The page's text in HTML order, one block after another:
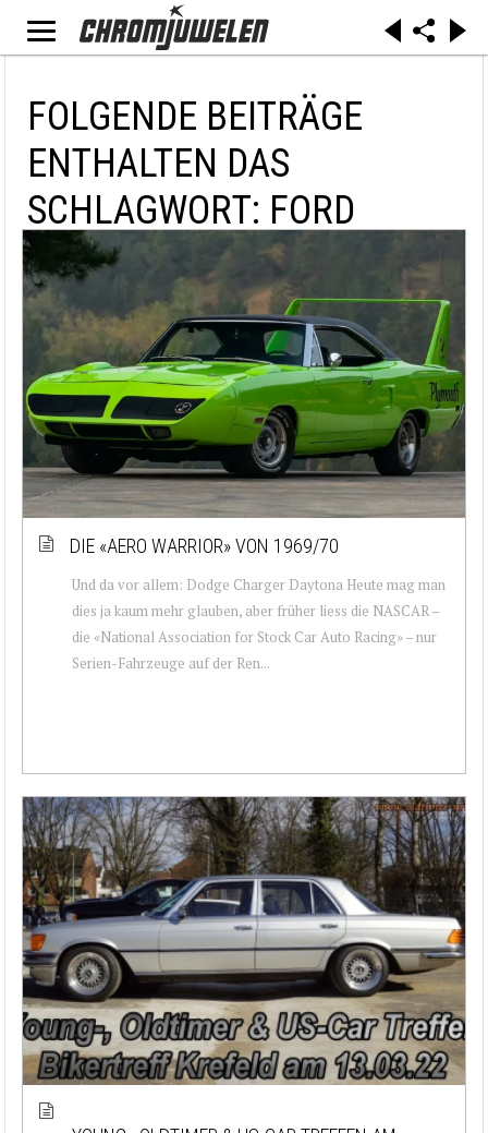
FOLGENDE BEITRÄGE
ENTHALTEN DAS
SCHLAGWORT: FORD
DIE «AERO WARRIOR» VON 1969/70
Und da vor allem: Dodge Charger Daytona Heute mag man
dies ja kaum mehr glauben, aber früher liess die NASCAR –
die «National Association for Stock Car Auto Racing» – nur
Serien-Fahrzeuge auf der Ren...